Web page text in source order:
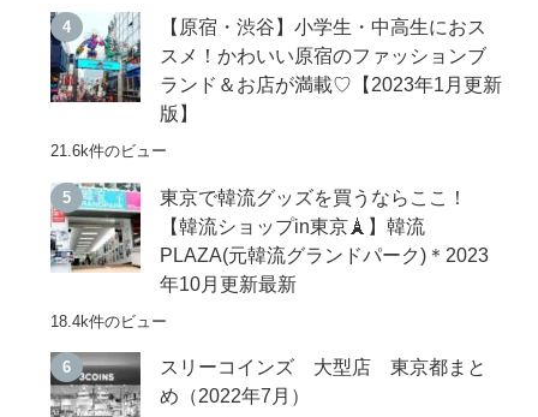
【原宿・渋谷】小学生・中高生におス
スメ！かわいい原宿のファッションブ
ランド＆お店が満載♡【2023年1月更新
版】
21.6k件のビュー
東京で韓流グッズを買うならここ！
【韓流ショップin東京🗼】韓流
PLAZA(元韓流グランドパーク)＊2023
年10月更新最新
18.4k件のビュー
スリーコインズ 大型店 東京都まと
め（2022年7月）